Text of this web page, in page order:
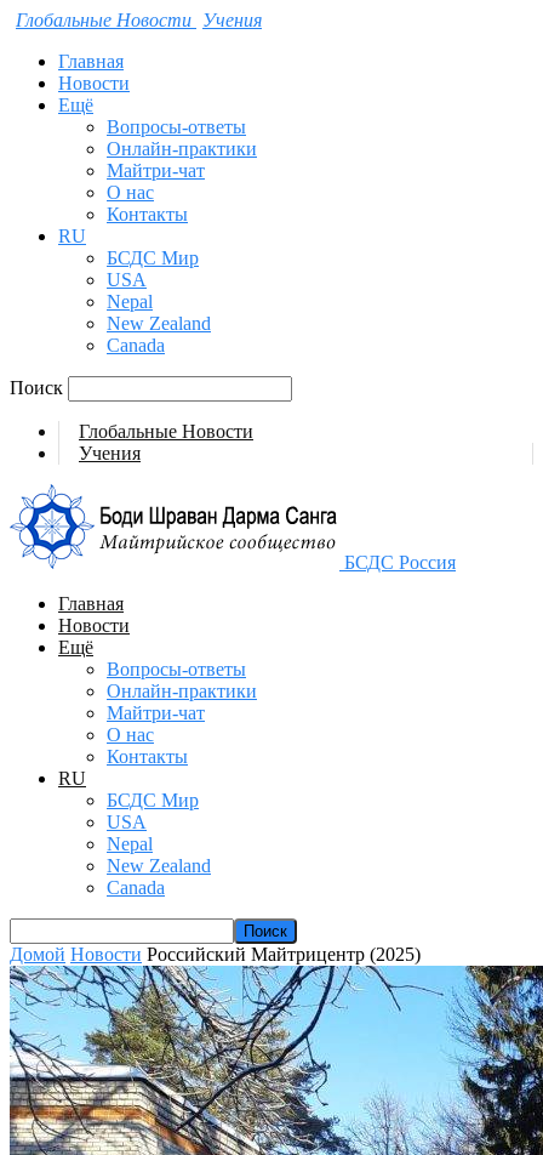
Глобальные Новости Учения
Главная
Новости
Ещё
Вопросы-ответы
Онлайн-практики
Майтри-чат
О нас
Контакты
RU
БСДС Мир
USA
Nepal
New Zealand
Canada
Поиск
Глобальные Новости
Учения
БСДС Россия
Главная
Новости
Ещё
Вопросы-ответы
Онлайн-практики
Майтри-чат
О нас
Контакты
RU
БСДС Мир
USA
Nepal
New Zealand
Canada
Домой Новости Российский Майтрицентр (2025)